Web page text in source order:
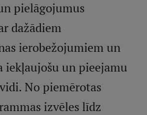
programmas
pielāgojumus
dažādiem
ierobežojumiem un
iekļaujošu un pieejamu
No piemērotas
izvēles līdz